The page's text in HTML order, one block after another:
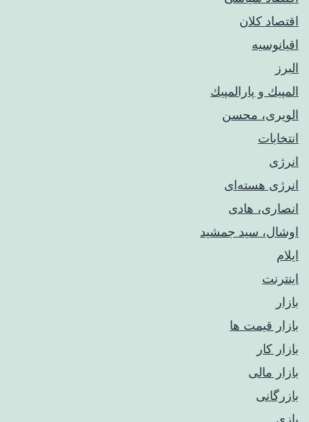
اقتصاد کلان
اقیانوسیه
البرز
المپيك و پارالمپيك
الویری، محسن
انتخابات
انرژی
انرژی هسته‌ای
انصاری، هادی
اوشال، سید جمشید
ایلام
اینترنت
بازار
بازار قیمت ها
بازار کار
بازار مالی
بازرگانی
بازی